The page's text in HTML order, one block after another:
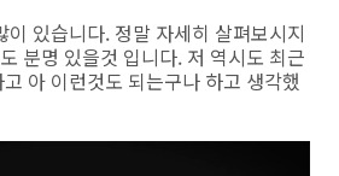
이 있습니다. 정말 자세히 살펴보시지
분명 있을것 입니다. 저 역시도 최근
아 이런것도 되는구나 하고 생각했